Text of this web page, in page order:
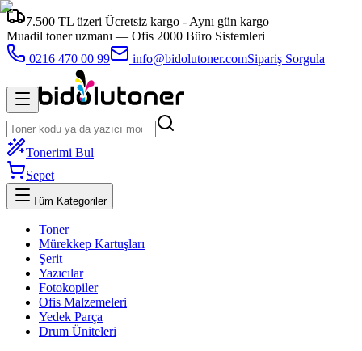
7.500 TL üzeri Ücretsiz kargo - Aynı gün kargo
Muadil toner uzmanı — Ofis 2000 Büro Sistemleri
0216 470 00 99
info@bidolutoner.comSipariş Sorgula
Tonerimi Bul
Sepet
Tüm Kategoriler
Toner
Mürekkep Kartuşları
Şerit
Yazıcılar
Fotokopiler
Ofis Malzemeleri
Yedek Parça
Drum Üniteleri